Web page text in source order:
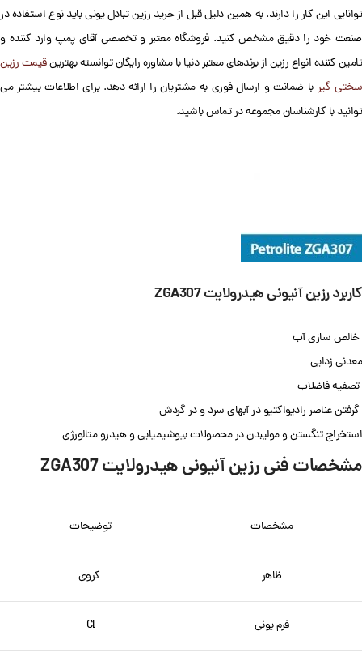
توانایی این کار را دارند. به همین دلیل قبل از خرید رزین تبادل یونی باید نوع استفاده در
صنعت خود را دقیق مشخص کنید. فروشگاه معتبر و تخصصی آقای پمپ وارد کننده و
تامین کننده انواع رزین از برندهای معتبر دنیا با مشاوره رایگان توانسته بهترینقیمت رزین
سختی گیر با ضمانت و ارسال فوری به مشتریان را ارائه دهد. برای اطلاعات بیشتر می
توانید با کارشناسان مجموعه در تماس باشید.
کاربرد رزین آنیونی هیدرولایت ZGA307
خالص سازی آب
معدنی زدایی
تصفیه فاضلاب
گرفتن عناصر رادیواکتیو در آبهای سرد و در گردش
استخراج تنگستن و مولیبدن در محصولات بیوشیمیایی و هیدرو متالورژی
مشخصات فنی رزین آنیونی هیدرولایت ZGA307
مشخصات توضیحات
ظاهر کروی
فرم یونی Cl